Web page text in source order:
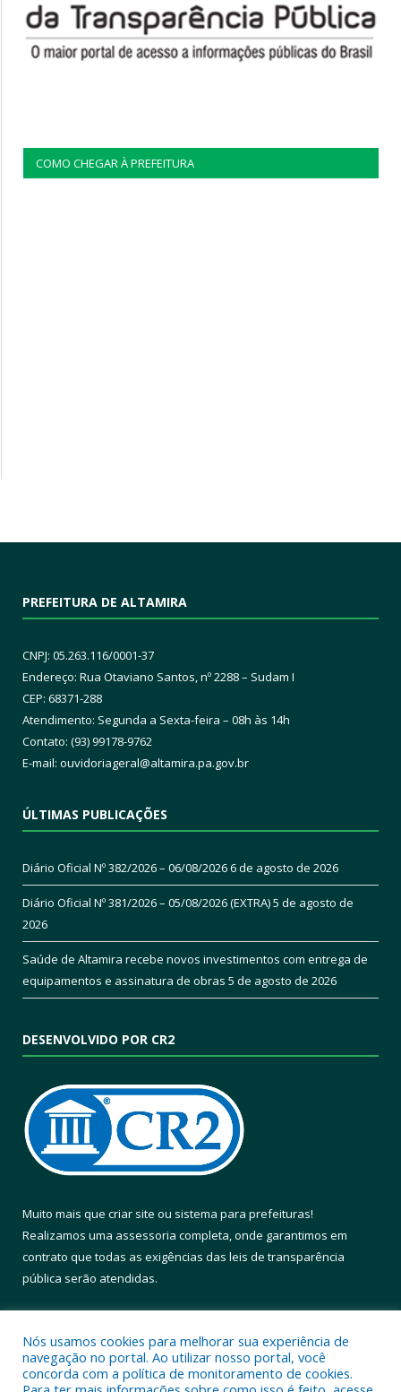
COMO CHEGAR À PREFEITURA
PREFEITURA DE ALTAMIRA
CNPJ: 05.263.116/0001-37
Endereço: Rua Otaviano Santos, nº 2288 – Sudam I
CEP: 68371-288
Atendimento: Segunda a Sexta-feira – 08h às 14h
Contato: (93) 99178-9762
E-mail: ouvidoriageral@altamira.pa.gov.br
ÚLTIMAS PUBLICAÇÕES
Diário Oficial Nº 382/2026 – 06/08/20266 de agosto de 2026
Diário Oficial Nº 381/2026 – 05/08/2026 (EXTRA)5 de agosto de
2026
Saúde de Altamira recebe novos investimentos com entrega de
equipamentos e assinatura de obras 5 de agosto de 2026
DESENVOLVIDO POR CR2
Muito mais que criar site ou sistema para prefeituras!
Realizamos uma assessoria completa, onde garantimos em
contrato que todas as exigências das leis de transparência
pública serão atendidas.
Nós usamos cookies para melhorar sua experiência de
navegação no portal. Ao utilizar nosso portal, você
concorda com a política de monitoramento de cookies.